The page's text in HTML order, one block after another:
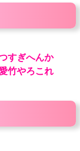
すぎへんか
竹やろこれ